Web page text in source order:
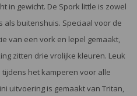
in gewicht. De Spork little is zowel
buitenshuis. Speciaal voor de
van een vork en lepel gemaakt,
zitten drie vrolijke kleuren. Leuk
het kamperen voor alle
uitvoering is gemaakt van Tritan,